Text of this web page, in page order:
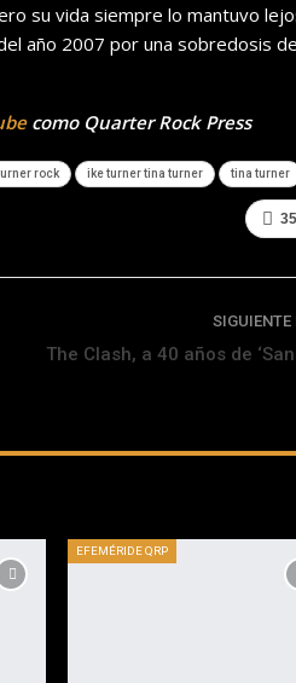
su vida siempre lo mantuvo
año 2007 por una sobredosis de
como Quarter Rock Press
rock ike turner tina turner tina turner
SIGUIENTE
The Clash, a 40 años de
EFEMÉRIDE QRP